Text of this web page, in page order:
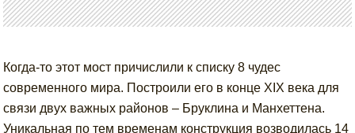
Когда-то этот мост причислили к списку 8 чудес
современного мира. Построили его в конце XIX века для
связи двух важных районов – Бруклина и Манхеттена.
Уникальная по тем временам конструкция возводилась 14